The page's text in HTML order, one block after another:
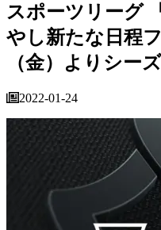
スポーツリーグ
やし新たな日程
（金）よりシー
2022-01-24